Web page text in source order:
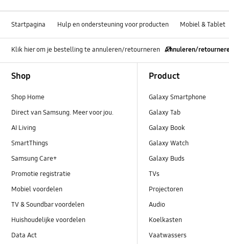
Startpagina Hulp en ondersteuning voor producten Mobiel & Tablet
Klik hier om je bestelling te annuleren/retourneren Annuleren/
Shop
Shop Home
Direct van Samsung. Meer voor jou.
AI Living
SmartThings
Samsung Care+
Promotie registratie
Mobiel voordelen
TV & Soundbar voordelen
Huishoudelijke voordelen
Data Act
Product
Galaxy Smartphone
Galaxy Tab
Galaxy Book
Galaxy Watch
Galaxy Buds
TVs
Projectoren
Audio
Koelkasten
Vaatwassers